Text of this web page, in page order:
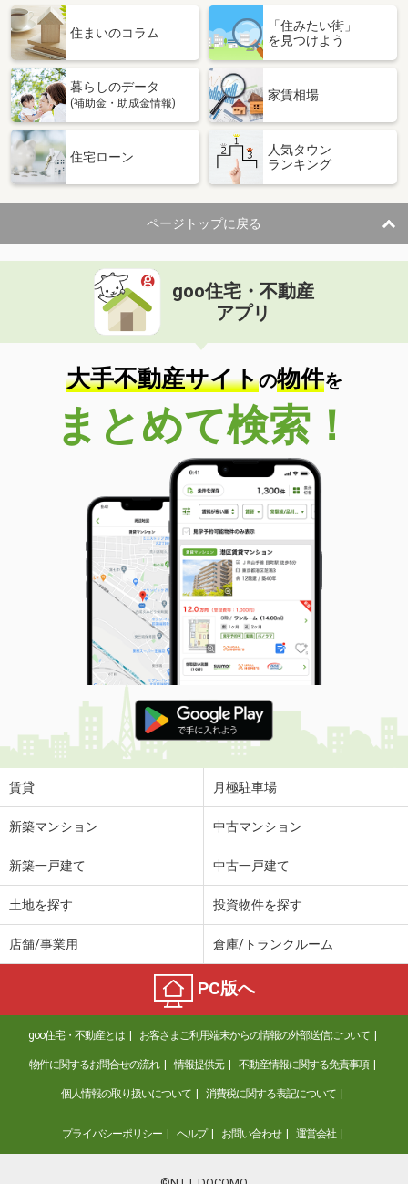
住まいのコラム
「住みたい街」
を見つけよう
暮らしのデータ
(補助金・助成金情報)
家賃相場
住宅ローン
人気タウン
ランキング
ページトップに戻る
goo住宅・不動産
アプリ
大手不動産サイトの物件を
まとめて検索！
賃貸 月極駐車場
新築マンション 中古マンション
新築一戸建て 中古一戸建て
土地を探す 投資物件を探す
店舗/事業用 倉庫/トランクルーム
PC版へ
goo住宅・不動産とは お客さまご利用端末からの情報の外部送信について
物件に関するお問合せの流れ 情報提供元 不動産情報に関する免責事項
個人情報の取り扱いについて 消費税に関する表記について
プライバシーポリシー ヘルプ お問い合わせ 運営会社